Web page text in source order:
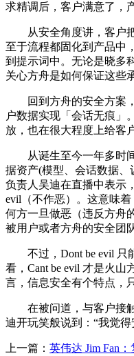
求精调后，客户满意了，
从安全角度讲，客户把
至于流程都固化到产品中
到提示词中。无论是晓多
关心方舟是如何保证这些
回到方舟的安全方案，
户数据实现「会话无痕」
放，也在很大程度上给客
从诞生至今一年多时间
据资产(模型、会话数据
负责人吴迪在直播中表示
evil（不作恶）。这意味
何方一旦做恶（违反方舟
被用户或者方舟的安全团
不过，Dont be evil 只
看，Cant be evil 才是火山
言，信息安全有个特点，
在被问道，与客户接触
迪开玩笑般说到：“我觉
上一篇： 英伟达 Jim Fan